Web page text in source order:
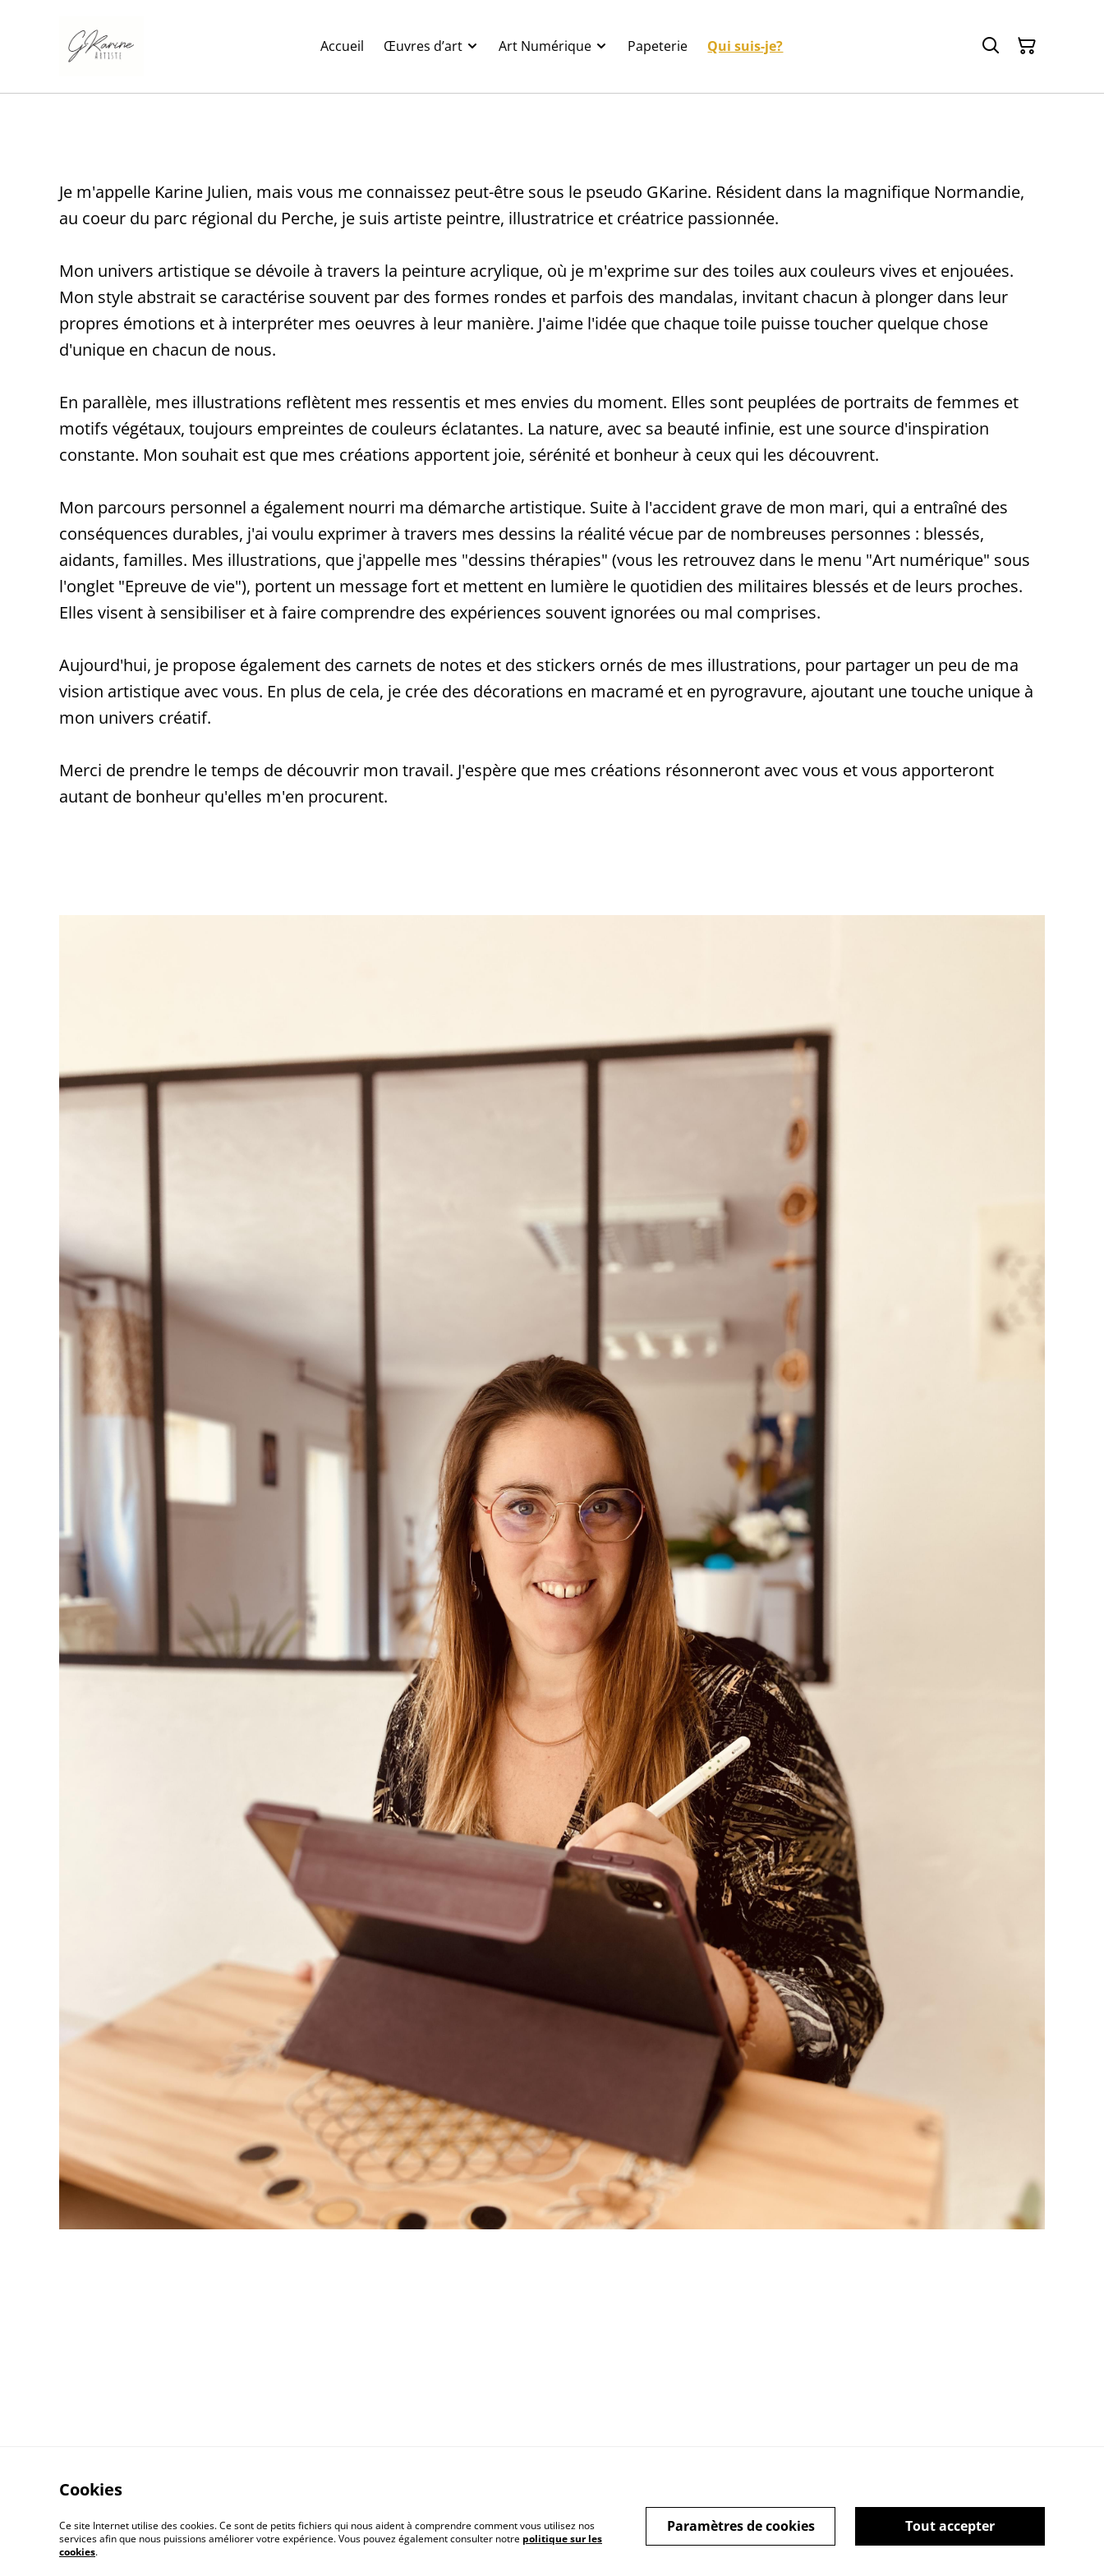
Accueil Œuvres d’art Art Numérique Papeterie Qui suis-je?
Je m'appelle Karine Julien, mais vous me connaissez peut-être sous le pseudo GKarine. Résident dans la magnifique Normandie,
au coeur du parc régional du Perche, je suis artiste peintre, illustratrice et créatrice passionnée.
Mon univers artistique se dévoile à travers la peinture acrylique, où je m'exprime sur des toiles aux couleurs vives et enjouées.
Mon style abstrait se caractérise souvent par des formes rondes et parfois des mandalas, invitant chacun à plonger dans leur
propres émotions et à interpréter mes oeuvres à leur manière. J'aime l'idée que chaque toile puisse toucher quelque chose
d'unique en chacun de nous.
En parallèle, mes illustrations reflètent mes ressentis et mes envies du moment. Elles sont peuplées de portraits de femmes et
motifs végétaux, toujours empreintes de couleurs éclatantes. La nature, avec sa beauté infinie, est une source d'inspiration
constante. Mon souhait est que mes créations apportent joie, sérénité et bonheur à ceux qui les découvrent.
Mon parcours personnel a également nourri ma démarche artistique. Suite à l'accident grave de mon mari, qui a entraîné des
conséquences durables, j'ai voulu exprimer à travers mes dessins la réalité vécue par de nombreuses personnes : blessés,
aidants, familles. Mes illustrations, que j'appelle mes "dessins thérapies" (vous les retrouvez dans le menu "Art numérique" sous
l'onglet "Epreuve de vie"), portent un message fort et mettent en lumière le quotidien des militaires blessés et de leurs proches.
Elles visent à sensibiliser et à faire comprendre des expériences souvent ignorées ou mal comprises.
Aujourd'hui, je propose également des carnets de notes et des stickers ornés de mes illustrations, pour partager un peu de ma
vision artistique avec vous. En plus de cela, je crée des décorations en macramé et en pyrogravure, ajoutant une touche unique à
mon univers créatif.
Merci de prendre le temps de découvrir mon travail. J'espère que mes créations résonneront avec vous et vous apporteront
autant de bonheur qu'elles m'en procurent.
confidentialité
Cookies
Ce site Internet utilise des cookies. Ce sont de petits fichiers qui nous aident à comprendre comment vous utilisez nos
services afin que nous puissions améliorer votre expérience. Vous pouvez également consulter notre politique sur les
cookies.
Tout accepter
Paramètres de cookies